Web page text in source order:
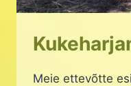
Meie ettevõtte